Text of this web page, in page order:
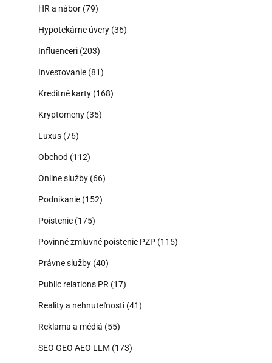
HR a nábor (79)
Hypotekárne úvery (36)
Influenceri (203)
Investovanie (81)
Kreditné karty (168)
Kryptomeny (35)
Luxus (76)
Obchod (112)
Online služby (66)
Podnikanie (152)
Poistenie (175)
Povinné zmluvné poistenie PZP (115)
Právne služby (40)
Public relations PR (17)
Reality a nehnuteľnosti (41)
Reklama a médiá (55)
SEO GEO AEO LLM (173)